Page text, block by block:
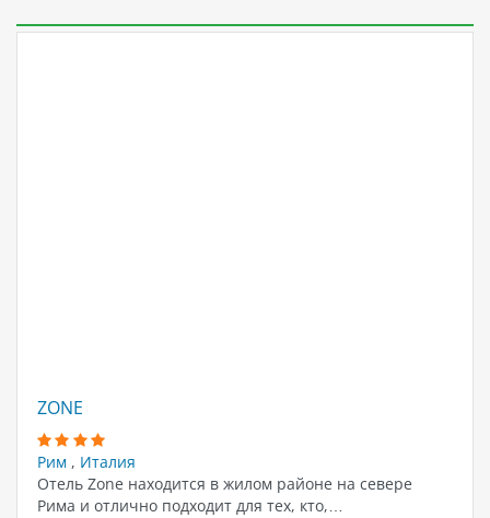
ZONE
Рим , Италия
Отель Zone находится в жилом районе на севере
Рима и отлично подходит для тех, кто,…